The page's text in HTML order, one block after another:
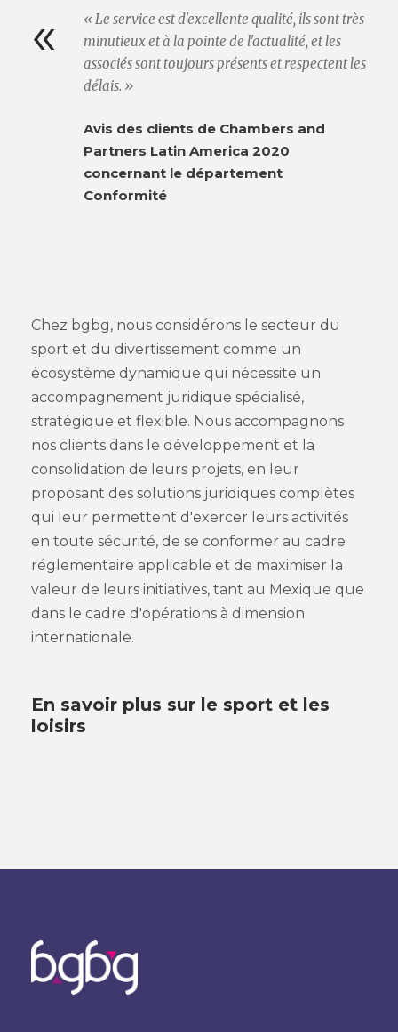
«
« Le service est d'excellente qualité, ils sont très
minutieux et à la pointe de l'actualité, et les
associés sont toujours présents et respectent les
délais. »
Avis des clients de Chambers and
Partners Latin America 2020
concernant le département
Conformité
Chez bgbg, nous considérons le secteur du
sport et du divertissement comme un
écosystème dynamique qui nécessite un
accompagnement juridique spécialisé,
stratégique et flexible. Nous accompagnons
nos clients dans le développement et la
consolidation de leurs projets, en leur
proposant des solutions juridiques complètes
qui leur permettent d'exercer leurs activités
en toute sécurité, de se conformer au cadre
réglementaire applicable et de maximiser la
valeur de leurs initiatives, tant au Mexique que
dans le cadre d'opérations à dimension
internationale.
En savoir plus sur le sport et les
loisirs